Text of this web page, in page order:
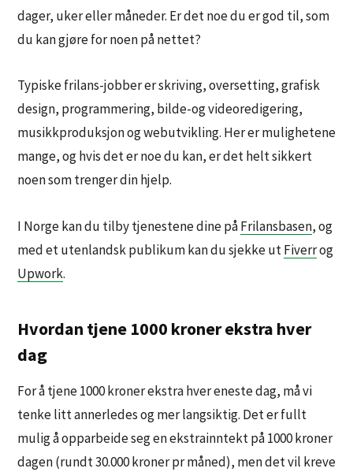
dager, uker eller måneder. Er det noe du er god til, som
du kan gjøre for noen på nettet?
Typiske frilans-jobber er skriving, oversetting, grafisk
design, programmering, bilde-og videoredigering,
musikkproduksjon og webutvikling. Her er mulighetene
mange, og hvis det er noe du kan, er det helt sikkert
noen som trenger din hjelp.
I Norge kan du tilby tjenestene dine påFrilansbasen, og
med et utenlandsk publikum kan du sjekke utFiverrog
Upwork.
Hvordan tjene 1000 kroner ekstra hver
dag
For å tjene 1000 kroner ekstra hver eneste dag, må vi
tenke litt annerledes og mer langsiktig. Det er fullt
mulig å opparbeide seg en ekstrainntekt på 1000 kroner
dagen (rundt 30.000 kroner pr måned), men det vil kreve